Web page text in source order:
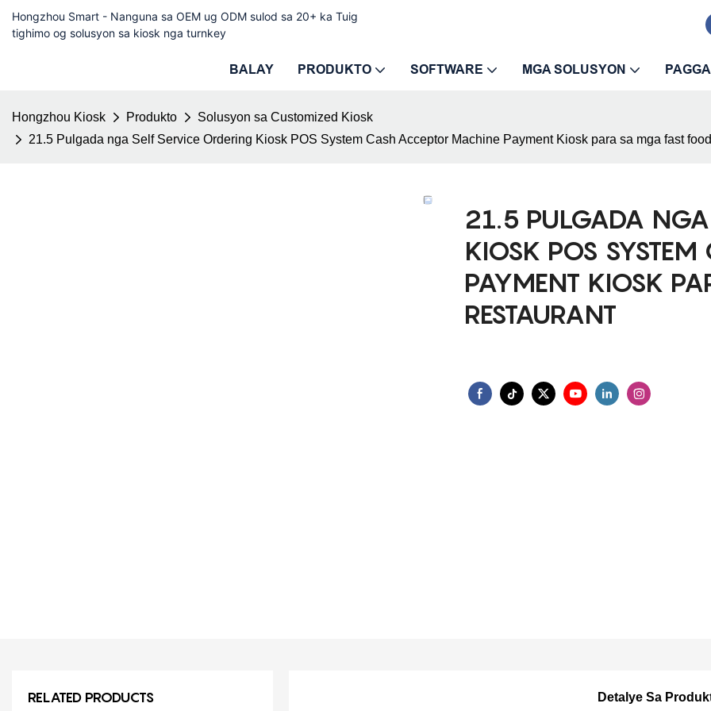
Hongzhou Smart - Nanguna sa OEM ug ODM sulod sa 20+ ka Tuig
tighimo og solusyon sa kiosk nga turnkey
BALAY PRODUKTO SOFTWARE MGA SOLUSYON
Hongzhou Kiosk Produkto
Solusyon sa Customized Kiosk
21.5 Pulgada nga Self Service Ordering Kiosk POS System Cash Acceptor Machine Payment Kiosk para sa mga fast
21.5 PULGADA NGA
KIOSK POS
PAYMENT KIOSK
RESTAURANT
Detalye Sa
RELATED PRODUCTS